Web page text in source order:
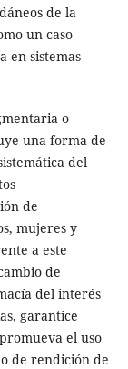
de la
un caso
en sistemas
o
una forma de
del
de
mujeres y
a este
de
del interés
garantice
el uso
de rendición de